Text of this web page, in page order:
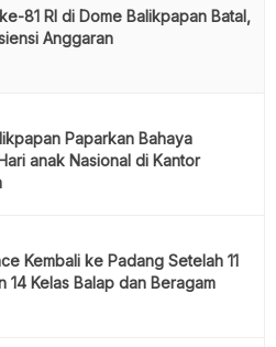
81 RI di Dome Balikpapan Batal,
Anggaran
Paparkan Bahaya
anak Nasional di Kantor
Kembali ke Padang Setelah 11
14 Kelas Balap dan Beragam